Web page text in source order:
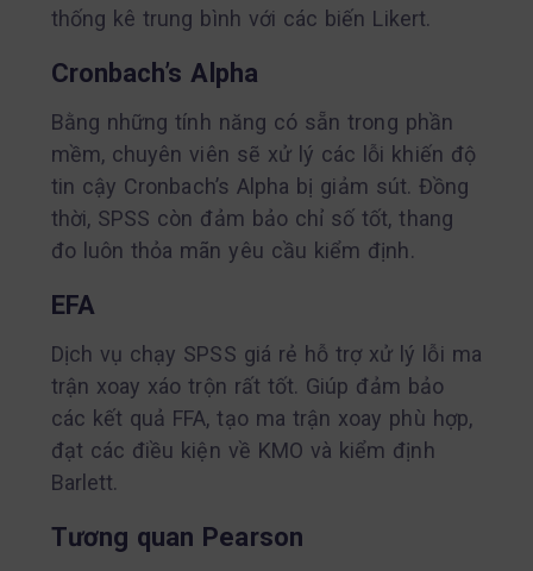
thống kê trung bình với các biến Likert.
Cronbach’s Alpha
Bằng những tính năng có sẵn trong phần
mềm, chuyên viên sẽ xử lý các lỗi khiến độ
tin cậy Cronbach’s Alpha bị giảm sút. Đồng
thời, SPSS còn đảm bảo chỉ số tốt, thang
đo luôn thỏa mãn yêu cầu kiểm định.
EFA
Dịch vụ chạy SPSS giá rẻ hỗ trợ xử lý lỗi ma
trận xoay xáo trộn rất tốt. Giúp đảm bảo
các kết quả FFA, tạo ma trận xoay phù hợp,
đạt các điều kiện về KMO và kiểm định
Barlett.
Tương quan Pearson